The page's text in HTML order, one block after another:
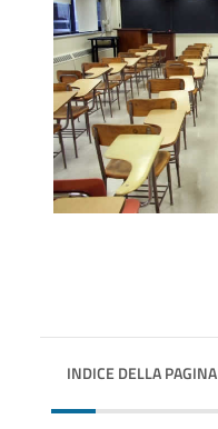
INDICE DELLA PAGINA